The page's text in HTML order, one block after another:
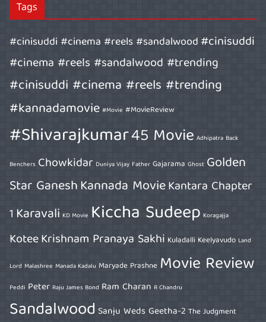
Tags
#cinisuddi #cinema #reels #sandalwood#cinisuddi
#cinema #reels #sandalwood #trending
#cinisuddi #cinema #reels #trending
#kannadamovie #Movie #MovieReview
#Shivarajkumar45 Movie Adhipatra Back
Benchers Chowkidar Duniya Vijay Father Gajarama Ghost Golden
Star GaneshKannada MovieKantara Chapter
1 Karavali KD Movie Kiccha Sudeep Koragajja
KoteeKrishnam Pranaya Sakhi Kuladalli Keelyavudo Land
Lord Malashree Manada Kadalu Maryade Prashne Movie Review
Peddi Peter Raju James Bond Ram Charan R Chandru
Sandalwood Sanju Weds Geetha-2 The Judgment